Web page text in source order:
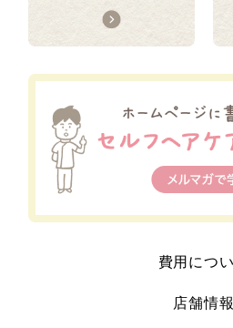
費用につ
店舗情報